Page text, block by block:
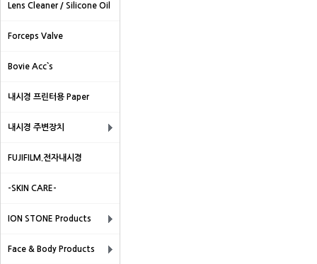
Lens Cleaner / Silicone Oil
Forceps Valve
Bovie Acc`s
내시경 프린터용 Paper
내시경 주변장치
FUJIFILM.전자내시경
-SKIN CARE-
ION STONE Products
Face & Body Products